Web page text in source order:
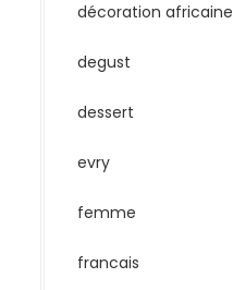
décoration africaine
degust
dessert
evry
femme
francais